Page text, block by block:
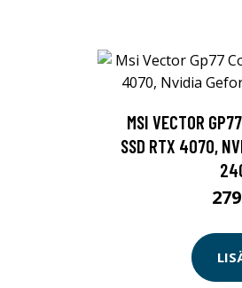
MSI VECTOR
SSD RTX 4070,